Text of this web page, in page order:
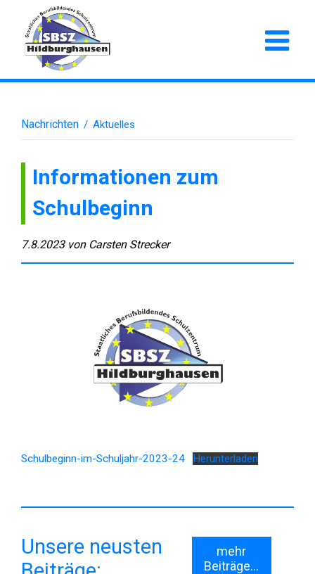
Nachrichten / Aktuelles
Informationen zum
Schulbeginn
7.8.2023 von Carsten Strecker
Schulbeginn-im-Schuljahr-2023-24 Herunterladen
Unsere neusten
mehr
Beiträge...